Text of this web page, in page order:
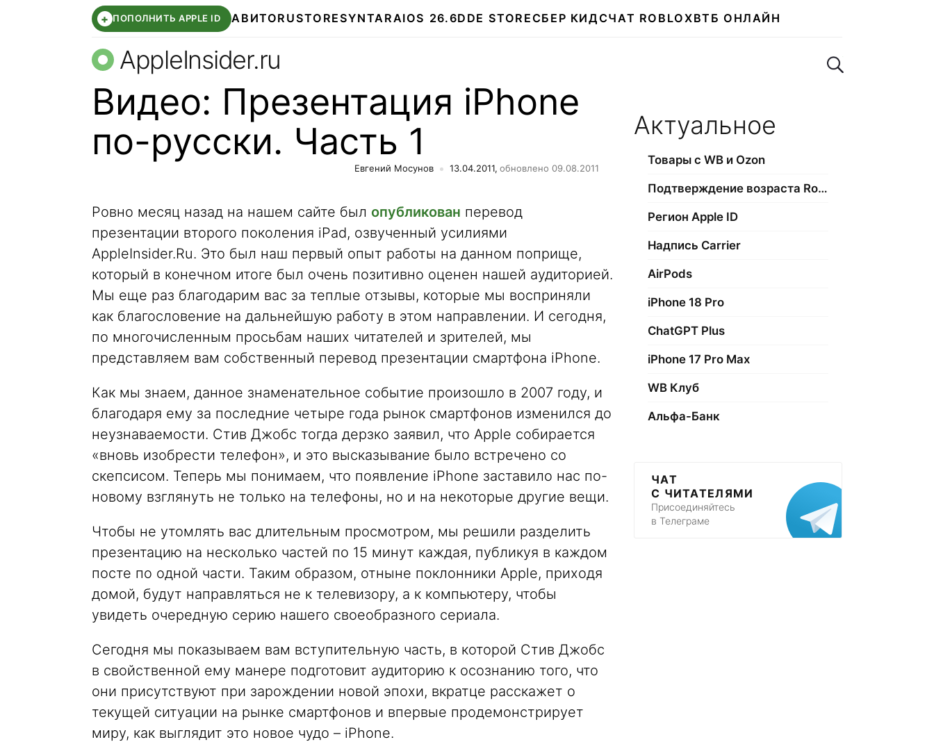
+ ПОПОЛНИТЬ APPLE ID АВИТОRUSTORESYNTARAIOS 26.6DDE STORE СБЕР КИДСЧАТ ROBLOXВТБ ОНЛАЙН
AppleInsider.ru Поиск по сайту
Видео: Презентация iPhone
по-русски. Часть 1
Евгений Мосунов 13.04.2011, обновлено 09.08.2011
Ровно месяц назад на нашем сайте был опубликован перевод
презентации второго поколения iPad, озвученный усилиями
AppleInsider.Ru. Это был наш первый опыт работы на данном поприще,
который в конечном итоге был очень позитивно оценен нашей аудиторией.
Мы еще раз благодарим вас за теплые отзывы, которые мы восприняли
как благословение на дальнейшую работу в этом направлении. И сегодня,
по многочисленным просьбам наших читателей и зрителей, мы
представляем вам собственный перевод презентации смартфона iPhone.
Как мы знаем, данное знаменательное событие произошло в 2007 году, и
благодаря ему за последние четыре года рынок смартфонов изменился до
неузнаваемости. Стив Джобс тогда дерзко заявил, что Apple собирается
«вновь изобрести телефон», и это высказывание было встречено со
скепсисом. Теперь мы понимаем, что появление iPhone заставило нас по-
новому взглянуть не только на телефоны, но и на некоторые другие вещи.
Чтобы не утомлять вас длительным просмотром, мы решили разделить
презентацию на несколько частей по 15 минут каждая, публикуя в каждом
посте по одной части. Таким образом, отныне поклонники Apple, приходя
домой, будут направляться не к телевизору, а к компьютеру, чтобы
увидеть очередную серию нашего своеобразного сериала.
Сегодня мы показываем вам вступительную часть, в которой Стив Джобс
в свойственной ему манере подготовит аудиторию к осознанию того, что
они присутствуют при зарождении новой эпохи, вкратце расскажет о
текущей ситуации на рынке смартфонов и впервые продемонстрирует
миру, как выглядит это новое чудо – iPhone.
Актуальное
Товары с WB и Ozon
Подтверждение возраста Roblox
Регион Apple ID
Надпись Carrier
AirPods
iPhone 18 Pro
ChatGPT Plus
iPhone 17 Pro Max
WB Клуб
Альфа-Банк
ЧАТ
С ЧИТАТЕЛЯМИ
Присоединяйтесь
в Телеграме